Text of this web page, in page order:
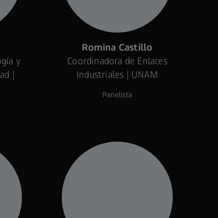
Reducción de peso para incremento
en autonomía
Juan Pablo Landeros
Lunch
y
|
Romina Castillo
Coordinadora de Enlaces
Industriales | UNAM
Panelista